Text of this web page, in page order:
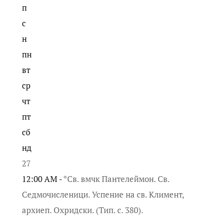
п
с
н
пн
вт
ср
чт
пт
сб
нд
27
12:00 AM -*Св. вмчк Пантелеймон. Св.
Седмочисленици. Успение на св. Климент,
архиеп. Охридски. (Тип. с. 380).